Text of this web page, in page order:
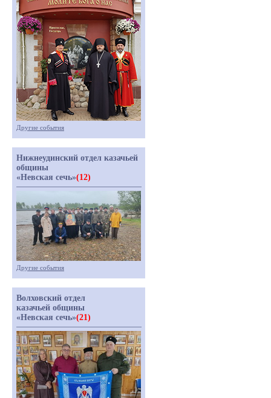
Другие события
Нижнеудинский отдел казачьей
общины
«Невская сечь»(12)
Другие события
Волховский отдел
казачьей общины
«Невская сечь»(21)